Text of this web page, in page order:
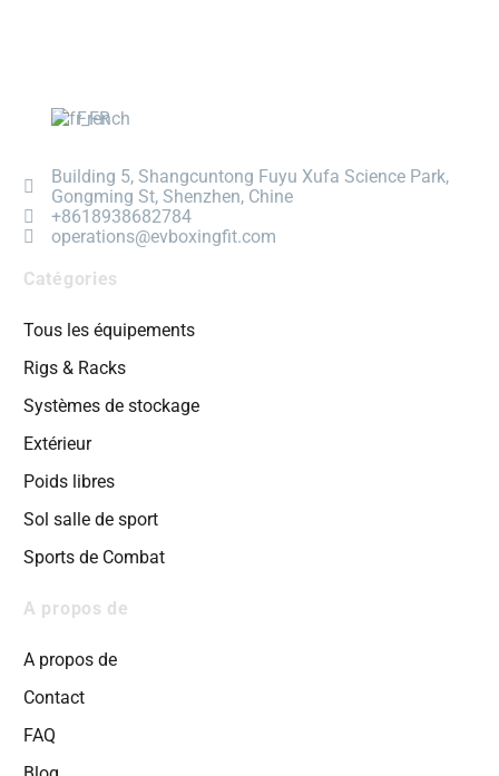
French
Building 5, Shangcuntong Fuyu Xufa Science Park,
Gongming St, Shenzhen, Chine
+8618938682784
operations@evboxingfit.com
Catégories
Tous les équipements
Rigs & Racks
Systèmes de stockage
Extérieur
Poids libres
Sol salle de sport
Sports de Combat
A propos de
A propos de
Contact
FAQ